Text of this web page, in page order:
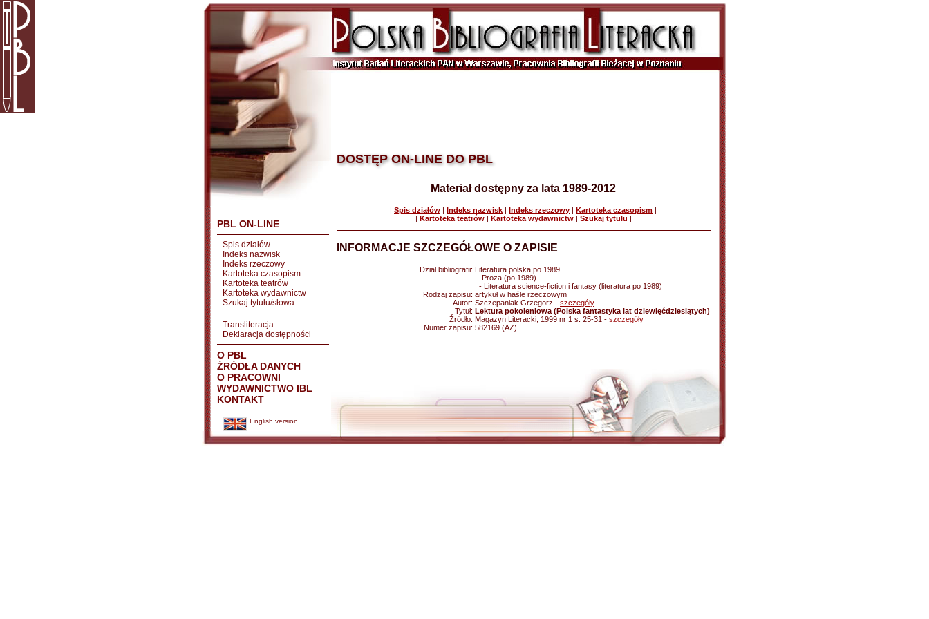
PBL ON-LINE
Spis działów
Indeks nazwisk
Indeks rzeczowy
Kartoteka czasopism
Kartoteka teatrów
Kartoteka wydawnictw
Szukaj tytułu/słowa
Transliteracja
Deklaracja dostępności
O PBL
ŹRÓDŁA DANYCH
O PRACOWNI
WYDAWNICTWO IBL
KONTAKT
English version
DOSTĘP ON-LINE DO PBL
Materiał dostępny za lata 1989-2012
| Spis działów | Indeks nazwisk | Indeks rzeczowy | Kartoteka czasopism |
| Kartoteka teatrów| Kartoteka wydawnictw| Szukaj tytułu |
INFORMACJE SZCZEGÓŁOWE O ZAPISIE
Dział bibliografii: Literatura polska po 1989
- Proza (po 1989)
- Literatura science-fiction i fantasy (literatura po 1989)
Rodzaj zapisu: artykuł w haśle rzeczowym
Autor: Szczepaniak Grzegorz - szczegóły
Tytuł: Lektura pokoleniowa (Polska fantastyka lat dziewięćdziesiątych)
Źródło: Magazyn Literacki, 1999 nr 1 s. 25-31 - szczegóły
Numer zapisu: 582169 (AZ)